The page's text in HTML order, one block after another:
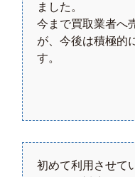
ました。
今まで買取業者へ
が、今後は積極的
す。
初めて利用させて